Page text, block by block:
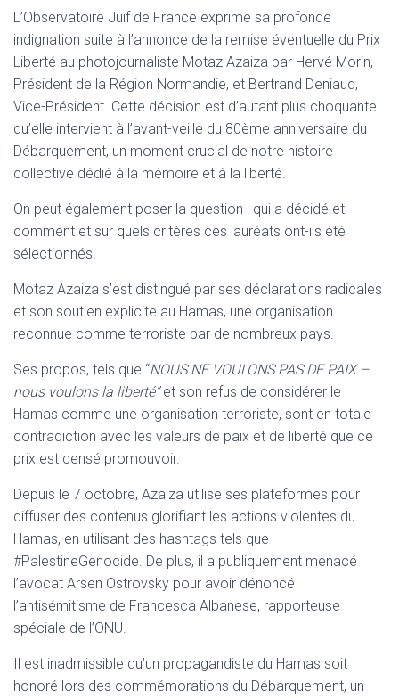
L’Observatoire Juif de France exprime sa profonde
indignation suite à l’annonce de la remise éventuelle du Prix
Liberté au photojournaliste Motaz Azaiza par Hervé Morin,
Président de la Région Normandie, et Bertrand Deniaud,
Vice-Président. Cette décision est d’autant plus choquante
qu’elle intervient à l’avant-veille du 80ème anniversaire du
Débarquement, un moment crucial de notre histoire
collective dédié à la mémoire et à la liberté.
On peut également poser la question : qui a décidé et
comment et sur quels critères ces lauréats ont-ils été
sélectionnés.
Motaz Azaiza s’est distingué par ses déclarations radicales
et son soutien explicite au Hamas, une organisation
reconnue comme terroriste par de nombreux pays.
Ses propos, tels que “NOUS NE VOULONS PAS DE PAIX –
nous voulons la liberté”et son refus de considérer le
Hamas comme une organisation terroriste, sont en totale
contradiction avec les valeurs de paix et de liberté que ce
prix est censé promouvoir.
Depuis le 7 octobre, Azaiza utilise ses plateformes pour
diffuser des contenus glorifiant les actions violentes du
Hamas, en utilisant des hashtags tels que
#PalestineGenocide. De plus, il a publiquement menacé
l’avocat Arsen Ostrovsky pour avoir dénoncé
l’antisémitisme de Francesca Albanese, rapporteuse
spéciale de l’ONU.
Il est inadmissible qu’un propagandiste du Hamas soit
honoré lors des commémorations du Débarquement, un